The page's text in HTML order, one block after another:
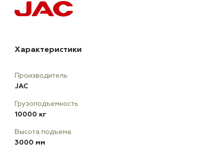
Характеристики
Производитель
JAC
Грузоподъемность
10000 кг
Высота подъема
3000 мм